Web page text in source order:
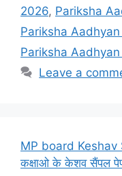
2026, Pariksha
Pariksha
Pariksha
Leave a
MP board Keshav
कक्षाओ के केशव सैंपल